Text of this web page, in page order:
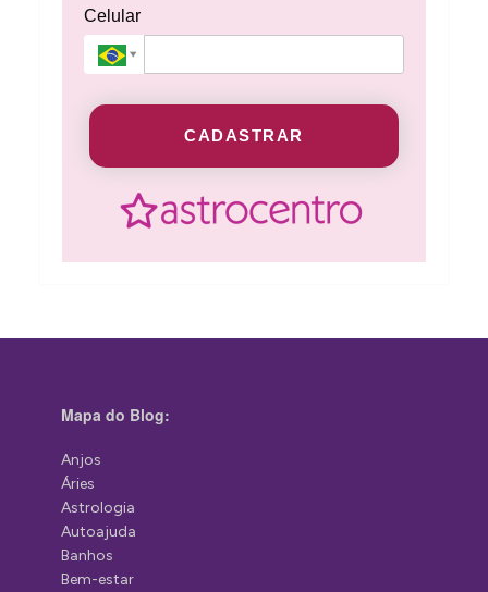
Celular
CADASTRAR
Mapa do Blog:
Anjos
Áries
Astrologia
Autoajuda
Banhos
Bem-estar